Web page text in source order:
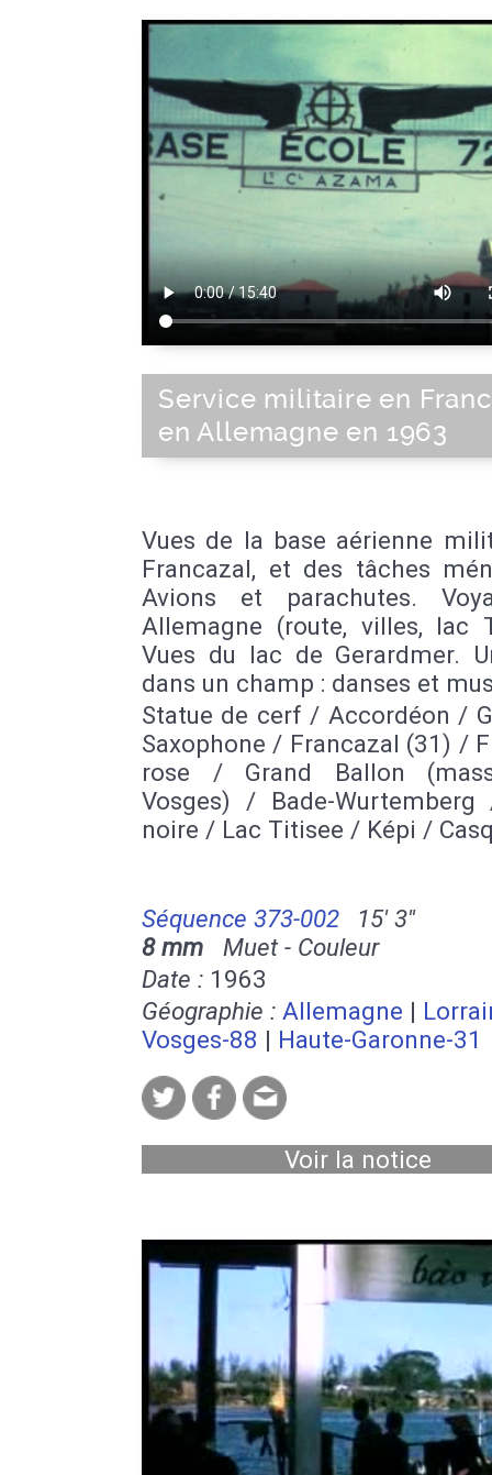
Service militaire en
en Allemagne en 1963
Vues de la base aérienne
Francazal, et des tâches
Avions et parachutes.
Allemagne (route, villes, lac
Vues du lac de Gerardmer.
dans un champ : danses et
Statue de cerf / Accordéon /
Saxophone / Francazal (31) /
rose / Grand Ballon
Vosges) / Bade-
noire / Lac Titisee / Képi /
Séquence 373-002
15' 3''
8 mm Muet - Couleur
Date : 1963
Géographie : Allemagne |
Vosges-88 | Haute-Garonne-31
Voir la notice